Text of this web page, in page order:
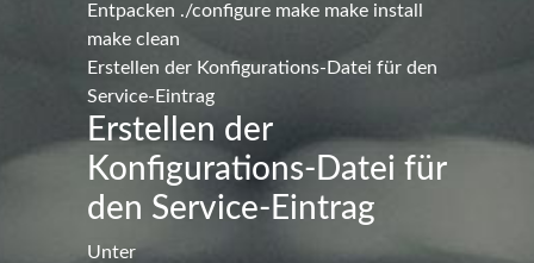
Entpacken ./configure make make install
make clean
Erstellen der Konfigurations-Datei für den
Service-Eintrag
Erstellen der
Konfigurations-Datei für
den Service-Eintrag
Unter